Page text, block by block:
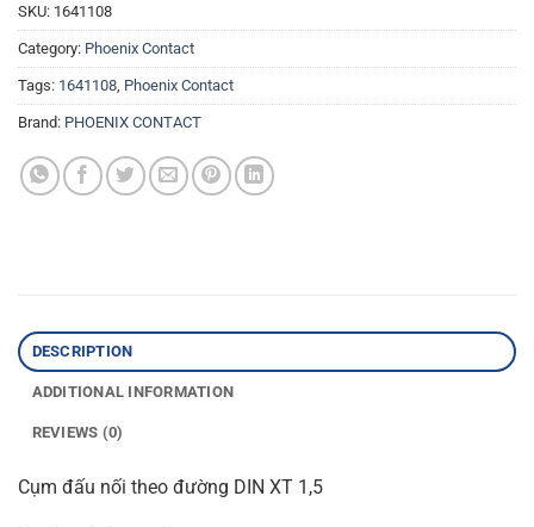
SKU: 1641108
Category: Phoenix Contact
Tags: 1641108 Phoenix Contact
Brand: PHOENIX CONTACT
DESCRIPTION
ADDITIONAL INFORMATION
REVIEWS (0)
Cụm đấu nối theo đường DIN XT 1,5